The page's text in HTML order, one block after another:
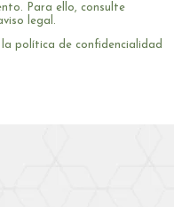
Para ello, consulte
legal.
política de confidencialidad